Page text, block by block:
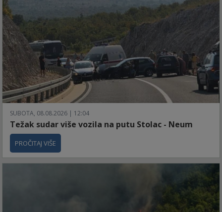
SUBOTA, 08.08.2026 | 12:04
Težak sudar više vozila na putu Stolac - Neum
PROČITAJ VIŠE